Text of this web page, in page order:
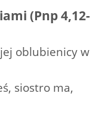
(Pnp 4,12-
oblubienicy w
siostro ma,